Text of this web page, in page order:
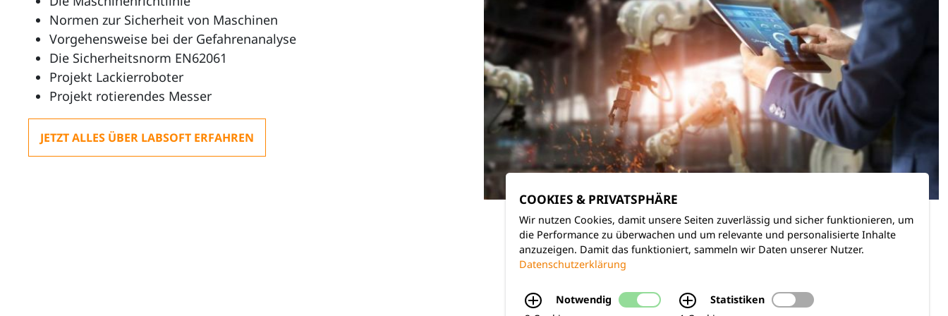
Normen zur Sicherheit von Maschinen
Vorgehensweise bei der Gefahrenanalyse
Die Sicherheitsnorm EN62061
Projekt Lackierroboter
Projekt rotierendes Messer
JETZT ALLES ÜBER LABSOFT ERFAHREN
COOKIES & PRIVATSPHÄRE
Wir nutzen Cookies, damit unsere Seiten zuverlässig und sicher funktionieren, um
die Performance zu überwachen und um relevante und personalisierte Inhalte
anzuzeigen. Damit das funktioniert, sammeln wir Daten unserer Nutzer.
Datenschutzerklärung
Notwendig
Statistiken